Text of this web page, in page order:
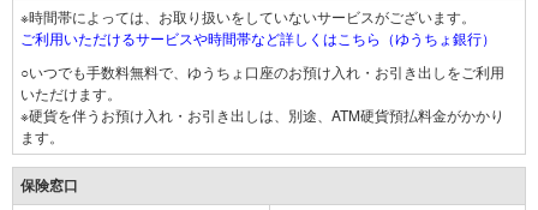
※時間帯によっては、お取り扱いをしていないサービスがございます。
ご利用いただけるサービスや時間帯など詳しくはこちら（ゆうちょ銀行）
○いつでも手数料無料で、ゆうちょ口座のお預け入れ・お引き出しをご利用
いただけます。
※硬貨を伴うお預け入れ・お引き出しは、別途、ATM硬貨預払料金がかかり
ます。
保険窓口